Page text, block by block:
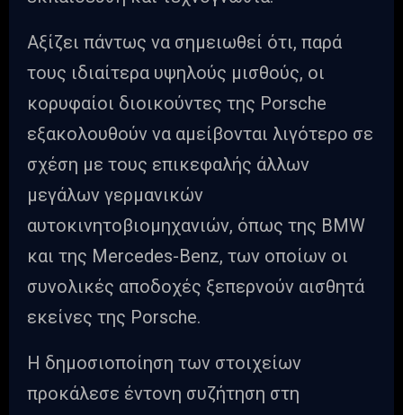
Αξίζει πάντως να σημειωθεί ότι, παρά
τους ιδιαίτερα υψηλούς μισθούς, οι
κορυφαίοι διοικούντες της Porsche
εξακολουθούν να αμείβονται λιγότερο σε
σχέση με τους επικεφαλής άλλων
μεγάλων γερμανικών
αυτοκινητοβιομηχανιών, όπως της BMW
και της Mercedes-Benz, των οποίων οι
συνολικές αποδοχές ξεπερνούν αισθητά
εκείνες της Porsche.
Η δημοσιοποίηση των στοιχείων
προκάλεσε έντονη συζήτηση στη